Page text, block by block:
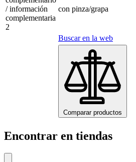
/ información
complementaria
2
con pinza/grapa
Buscar en la web
Comparar productos
Encontrar en tiendas